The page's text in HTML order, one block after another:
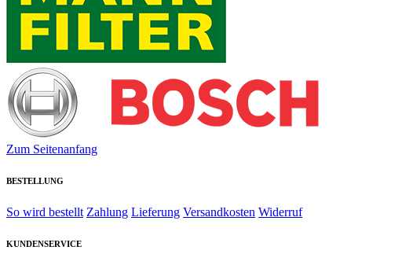
Zum Seitenanfang
BESTELLUNG
So wird bestellt Zahlung Lieferung Versandkosten Widerruf
KUNDENSERVICE